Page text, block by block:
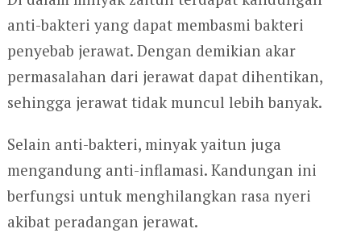
anti-bakteri yang dapat membasmi bakteri
penyebab jerawat. Dengan demikian akar
permasalahan dari jerawat dapat dihentikan,
sehingga jerawat tidak muncul lebih banyak.
Selain anti-bakteri, minyak yaitun juga
mengandung anti-inflamasi. Kandungan ini
berfungsi untuk menghilangkan rasa nyeri
akibat peradangan jerawat.